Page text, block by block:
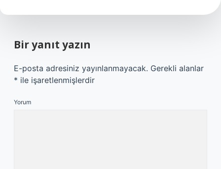
Bir yanıt yazın
E-posta adresiniz yayınlanmayacak. Gerekli alanlar
* ile işaretlenmişlerdir
Yorum